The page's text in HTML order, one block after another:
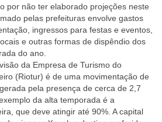
por não ter elaborado projeções neste
pelas prefeituras envolve gastos
ingressos para festas e eventos,
e outras formas de dispêndio dos
do ano.
da Empresa de Turismo do
(Riotur) é de uma movimentação de
pela presença de cerca de 2,7
da alta temporada é a
que deve atingir até 90%. A capital